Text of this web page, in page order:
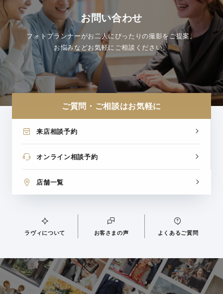
お問い合わせ
フォトプランナーがお二人にぴったりの撮影をご提案。
お悩みなどお気軽にご相談ください。
ご質問・ご相談はお気軽に
来店相談予約
オンライン相談予約
店舗一覧
ラヴィについて お客さまの声 よくあるご質問